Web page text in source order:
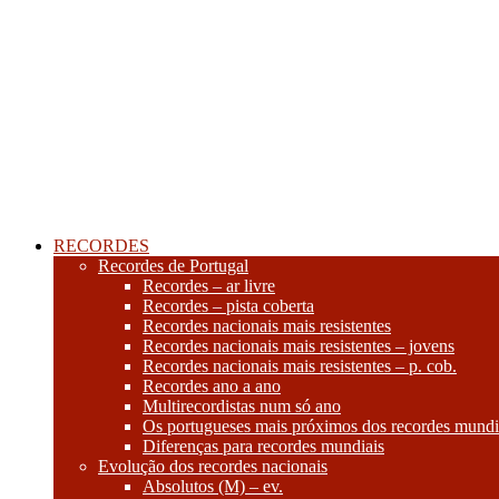
RECORDES
Recordes de Portugal
Recordes – ar livre
Recordes – pista coberta
Recordes nacionais mais resistentes
Recordes nacionais mais resistentes – jovens
Recordes nacionais mais resistentes – p. cob.
Recordes ano a ano
Multirecordistas num só ano
Os portugueses mais próximos dos recordes
Diferenças para recordes mundiais
Evolução dos recordes nacionais
Absolutos (M) – ev.